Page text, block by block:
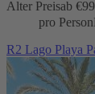
Alter Preisab €
pro Person
R2 Lago Playa